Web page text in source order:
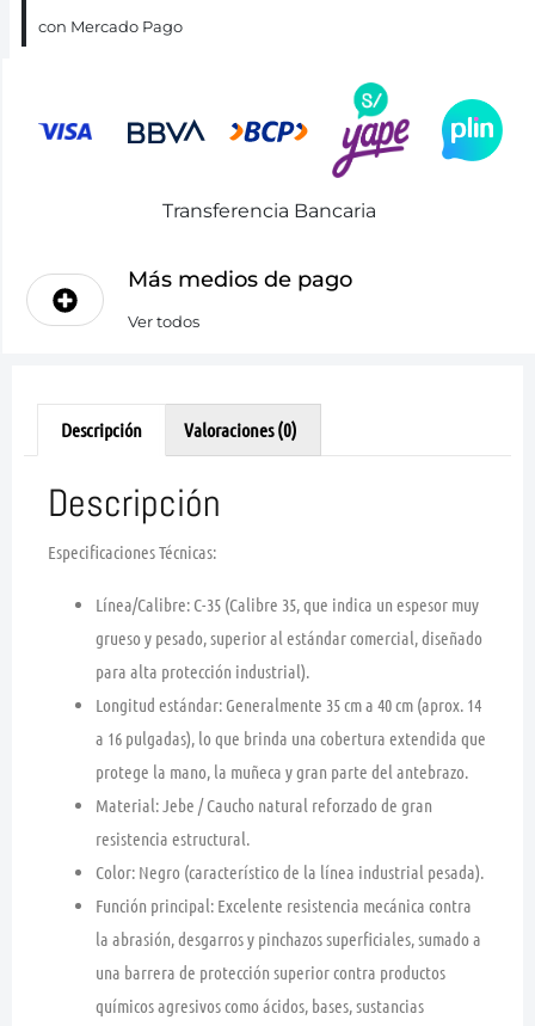
con Mercado Pago
Transferencia Bancaria
Más medios de pago
Ver todos
Descripción Valoraciones (0)
Descripción
Especificaciones Técnicas:
Línea/Calibre: C-35 (Calibre 35, que indica un espesor muy
grueso y pesado, superior al estándar comercial, diseñado
para alta protección industrial).
Longitud estándar: Generalmente 35 cma 40 cm (aprox. 14
a 16 pulgadas), lo que brinda una cobertura extendida que
protege la mano, la muñeca y gran parte del antebrazo.
Material:Jebe / Caucho natural reforzado de gran
resistencia estructural.
Color: Negro (característico de la línea industrial pesada).
Función principal: Excelente resistencia mecánica contra
la abrasión, desgarros y pinchazos superficiales, sumado a
una barrera de protección superior contra productos
químicos agresivos como ácidos, bases, sustancias